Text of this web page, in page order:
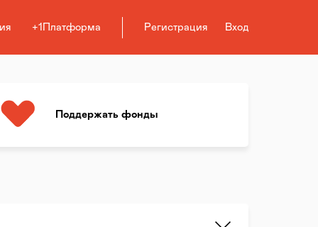
+1Платформа Регистрация Вход
Поддержать фонды